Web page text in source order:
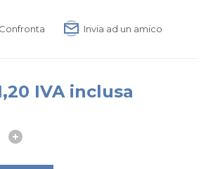
Confronta Invia ad un amico
IVA inclusa